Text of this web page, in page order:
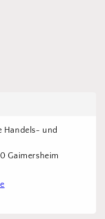
Handels- und
Gaimersheim